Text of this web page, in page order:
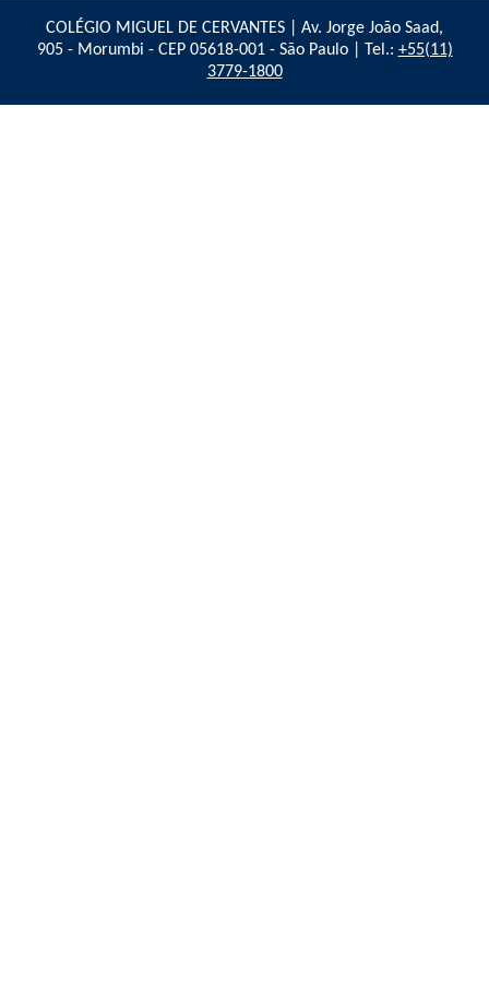
COLÉGIO MIGUEL DE CERVANTES | Av. Jorge João Saad,
905 - Morumbi - CEP 05618-001 - São Paulo | Tel.: +55(11)
3779-1800